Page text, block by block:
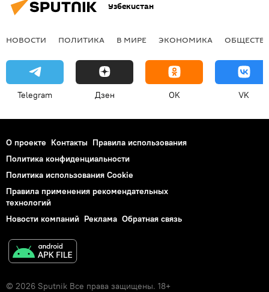
Узбекистан
НОВОСТИ ПОЛИТИКА В МИРЕ ЭКОНОМИКА
Telegram Дзен OK VK
О проекте Контакты Правила использования
Политика конфиденциальности
Политика использования Cookie
Правила применения рекомендательных
технологий
Новости компаний Реклама Обратная связь
© 2026 Sputnik Все права защищены. 18+